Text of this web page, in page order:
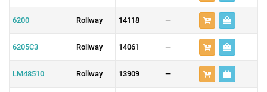
6200 Rollway 14118 —
6205C3 Rollway 14061 —
LM48510 Rollway 13909 —